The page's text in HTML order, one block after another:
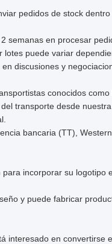
pedidos de stock
semanas en procesar
puede variar
discusiones y
conocidos
transporte desde
bancaria (TT),
incorporar su logotipo
y puede fabricar
interesado en convertirse